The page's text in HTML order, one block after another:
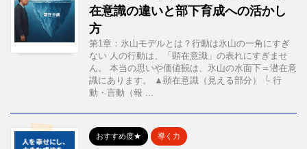
在意識の違いと部下育成への活かし
方
第1章：氷山モデルとは？行動は氷山の一角にすぎ
ない 人の行動は、「顕在意識」の表れにすぎませ
ん。 本当の思いや価値観は、氷山の水面下＝潜在意
識にあります。 ▲顕在意識（見える部分） └ 行
動・言動（報 ...
おすすめ度★ 導く力